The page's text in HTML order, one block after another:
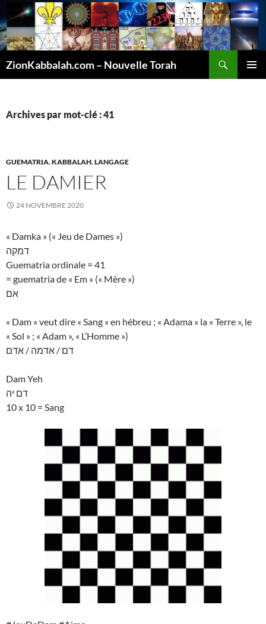
ZionKabbalah.com – Nouvelle Torah
Archives par mot-clé : 41
GUEMATRIA,KABBALAH,LANGAGE
LE DAMIER
24 NOVEMBRE 2020
« Damka » (« Jeu de Dames »)
דמקה
Guematria ordinale = 41
= guematria de « Em » (« Mère »)
אם
« Dam » veut dire « Sang » en hébreu ; « Adama » la « Terre », le
« Sol » ; « Adam », « L’Homme »)
דם / אדמה / אדם
Dam Yeh
דם יה
10 x 10 = Sang